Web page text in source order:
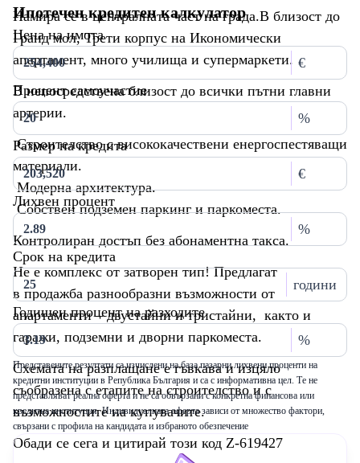
Намира се в централната част на града.В близост до
Гранд мол, Трети корпус на Икономически
апартамент, много училища и супермаркети.
В непосредствена близост до всички пътни главни
артерии.
Строителство с висококачествени енергоспестяващи
материали.
Модерна архитектура.
Собствен подземен паркинг и паркоместа.
Контролиран достъп без абонаментна такса.
Не е комплекс от затворен тип! Предлагат
в продажба разнообразни възможности от
апартаменти – двустайни и тристайни, както и
гаражи, подземни и дворни паркоместа.
Схемата на разплащане е гъвкава и изцяло
съобразена с етапите на строителство и с
възможностите на купувачите.
Обади се сега и цитирай този код Z-619427
Ипотечен кредитен калкулатор
Цена на имота
€
Процент самоучастие
%
Размер на кредита
€
Лихвен процент
%
Срок на кредита
години
Годишен процент на разходите
%
Представените резултати са изчислени на база пазарни лихвени проценти на
кредитни институции в Република България и са с информативна цел. Те не
представляват реална оферта и не са обвързани с конкретна финансова или
кредитна институция. Индивидуалната оферта зависи от множество фактори,
свързани с профила на кандидата и избраното обезпечение